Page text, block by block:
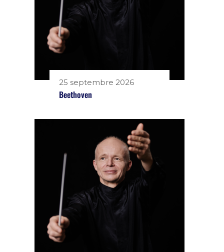
25 septembre 2026
Beethoven